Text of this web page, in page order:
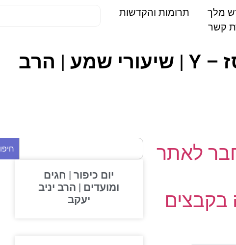
מלך
תרומות והקדשות
קשר
ראש השנה 14-07-21 | 04. חגים | יד בנימין תשסז – Y | שיעורי שמע | הרב
לאתר
חיפוש
יום כיפור | חגים
ומועדים | הרב יניב
יעקב